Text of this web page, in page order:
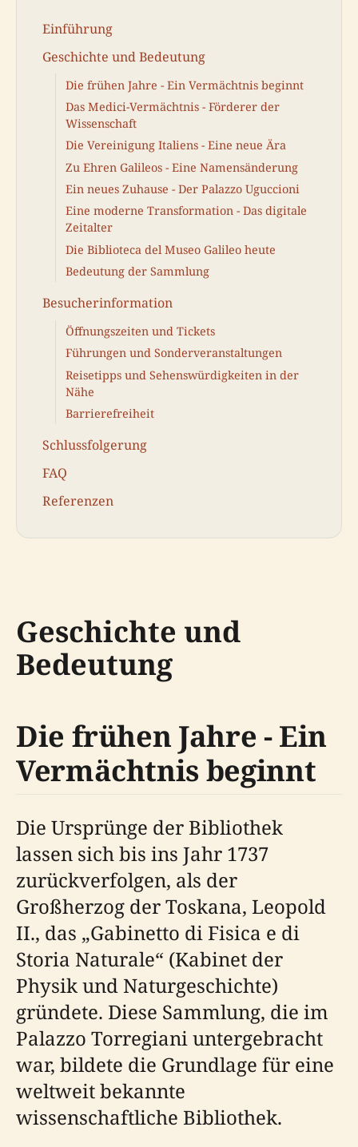
Einführung
Geschichte und Bedeutung
Die frühen Jahre - Ein Vermächtnis beginnt
Das Medici-Vermächtnis - Förderer der
Wissenschaft
Die Vereinigung Italiens - Eine neue Ära
Zu Ehren Galileos - Eine Namensänderung
Ein neues Zuhause - Der Palazzo Uguccioni
Eine moderne Transformation - Das digitale
Zeitalter
Die Biblioteca del Museo Galileo heute
Bedeutung der Sammlung
Besucherinformation
Öffnungszeiten und Tickets
Führungen und Sonderveranstaltungen
Reisetipps und Sehenswürdigkeiten in der
Nähe
Barrierefreiheit
Schlussfolgerung
FAQ
Referenzen
Geschichte und
Bedeutung
Die frühen Jahre - Ein
Vermächtnis beginnt
Die Ursprünge der Bibliothek
lassen sich bis ins Jahr 1737
zurückverfolgen, als der
Großherzog der Toskana, Leopold
II., das „Gabinetto di Fisica e di
Storia Naturale“ (Kabinet der
Physik und Naturgeschichte)
gründete. Diese Sammlung, die im
Palazzo Torregiani untergebracht
war, bildete die Grundlage für eine
weltweit bekannte
wissenschaftliche Bibliothek.